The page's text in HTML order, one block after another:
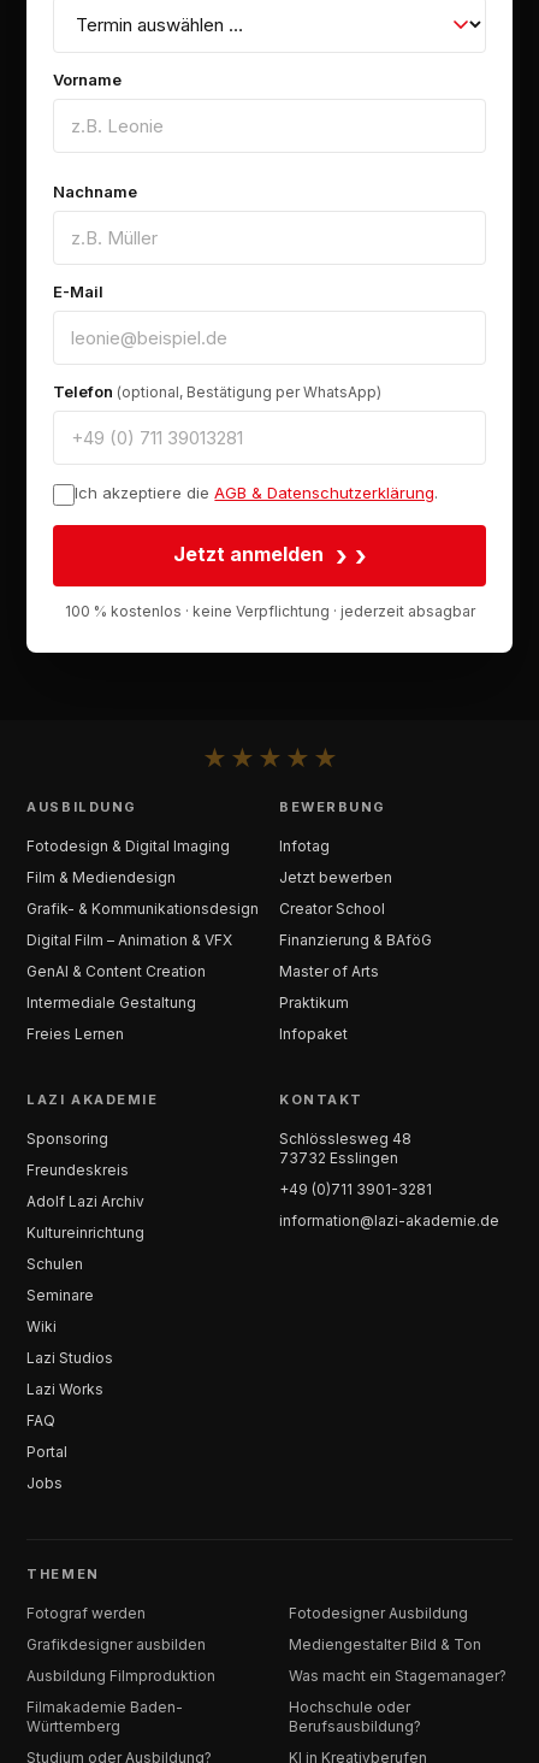
Vorname
Nachname
E-Mail
Telefon (optional, Bestätigung per WhatsApp)
Ich akzeptiere die AGB & Datenschutzerklärung.
Jetzt anmelden ›
100 % kostenlos · keine Verpflichtung · jederzeit absagbar
★ ★ ★ ★ ★
AUSBILDUNG
Fotodesign & Digital Imaging
Film & Mediendesign
Grafik- & Kommunikationsdesign
Digital Film – Animation & VFX
GenAI & Content Creation
Intermediale Gestaltung
Freies Lernen
BEWERBUNG
Infotag
Jetzt bewerben
Creator School
Finanzierung & BAföG
Master of Arts
Praktikum
Infopaket
LAZI AKADEMIE
Sponsoring
Freundeskreis
Adolf Lazi Archiv
Kultureinrichtung
Schulen
Seminare
Wiki
Lazi Studios
Lazi Works
FAQ
Portal
Jobs
KONTAKT
Schlösslesweg 48
73732 Esslingen
+49 (0)711 3901-3281
information@lazi-akademie.de
THEMEN
Fotograf werden
Fotodesigner Ausbildung
Grafikdesigner ausbilden
Mediengestalter Bild & Ton
Ausbildung Filmproduktion
Was macht ein Stagemanager?
Filmakademie Baden-
Württemberg
Hochschule oder
Berufsausbildung?
Studium oder Ausbildung?
KI in Kreativberufen